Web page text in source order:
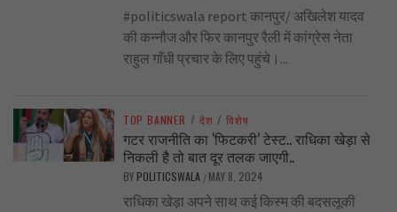
#politicswala report कानपुर/ अखिलेश यादव
की कन्नौज और फिर कानपुर रैली में कांग्रेस नेता
राहुल गाँधी प्रचार के लिए पहुंचे।...
TOP BANNER / देश / विशेष
गटर राजनीति का ‘फिटकरी’ टेस्ट.. राधिका खेड़ा से
निकली है तो बात दूर तलक जाएगी..
BY POLITICSWALA / MAY 8, 2024
राधिका खेड़ा अपने साथ कई किस्म की बदसलूकी